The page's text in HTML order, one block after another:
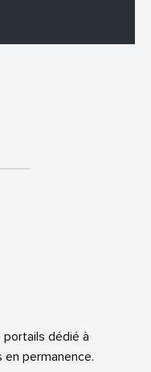
portails dédié à
en permanence.